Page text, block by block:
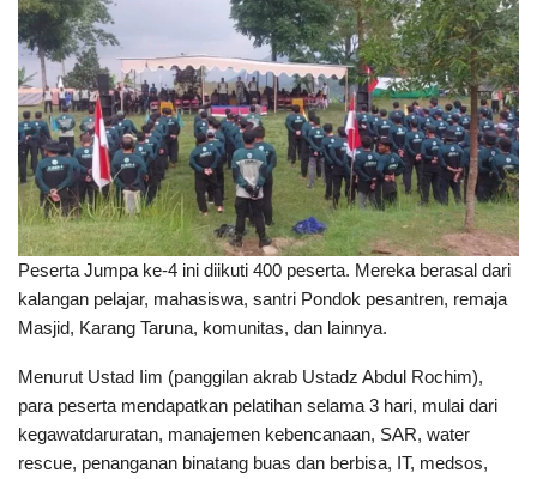
Peserta Jumpa ke-4 ini diikuti 400 peserta. Mereka berasal dari
kalangan pelajar, mahasiswa, santri Pondok pesantren, remaja
Masjid, Karang Taruna, komunitas, dan lainnya.
Menurut Ustad Iim (panggilan akrab Ustadz Abdul Rochim),
para peserta mendapatkan pelatihan selama 3 hari, mulai dari
kegawatdaruratan, manajemen kebencanaan, SAR, water
rescue, penanganan binatang buas dan berbisa, IT, medsos,